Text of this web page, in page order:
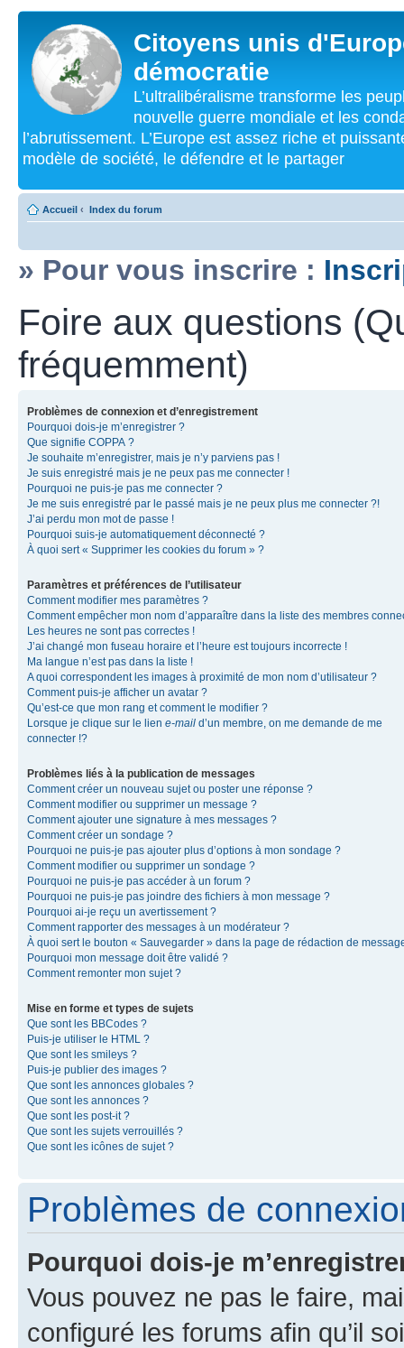
Citoyens unis
démocratie
L’ultralibéralisme transforme les
nouvelle guerre mondiale et les
l’abrutissement. L’Europe est assez riche et
modèle de société, le défendre et le partager
Accueil ‹ Index du forum
» Pour vous inscrire :
Foire aux questions
fréquemment)
Problèmes de connexion et d’enregistrement
Pourquoi dois-je m’enregistrer ?
Que signifie COPPA ?
Je souhaite m’enregistrer, mais je n’y parviens pas !
Je suis enregistré mais je ne peux pas me connecter !
Pourquoi ne puis-je pas me connecter ?
Je me suis enregistré par le passé mais je ne peux plus me connecter ?!
J’ai perdu mon mot de passe !
Pourquoi suis-je automatiquement déconnecté ?
À quoi sert « Supprimer les cookies du forum » ?
Paramètres et préférences de l’utilisateur
Comment modifier mes paramètres ?
Comment empêcher mon nom d’apparaître dans la liste des membres
Les heures ne sont pas correctes !
J’ai changé mon fuseau horaire et l’heure est toujours incorrecte !
Ma langue n’est pas dans la liste !
A quoi correspondent les images à proximité de mon nom d’utilisateur ?
Comment puis-je afficher un avatar ?
Qu’est-ce que mon rang et comment le modifier ?
Lorsque je clique sur le lien e-mail d’un membre, on me demande de me
connecter !?
Problèmes liés à la publication de messages
Comment créer un nouveau sujet ou poster une réponse ?
Comment modifier ou supprimer un message ?
Comment ajouter une signature à mes messages ?
Comment créer un sondage ?
Pourquoi ne puis-je pas ajouter plus d’options à mon sondage ?
Comment modifier ou supprimer un sondage ?
Pourquoi ne puis-je pas accéder à un forum ?
Pourquoi ne puis-je pas joindre des fichiers à mon message ?
Pourquoi ai-je reçu un avertissement ?
Comment rapporter des messages à un modérateur ?
À quoi sert le bouton « Sauvegarder » dans la page de rédaction de
Pourquoi mon message doit être validé ?
Comment remonter mon sujet ?
Mise en forme et types de sujets
Que sont les BBCodes ?
Puis-je utiliser le HTML ?
Que sont les smileys ?
Puis-je publier des images ?
Que sont les annonces globales ?
Que sont les annonces ?
Que sont les post-it ?
Que sont les sujets verrouillés ?
Que sont les icônes de sujet ?
Problèmes de
Pourquoi dois-je
Vous pouvez ne pas le faire,
configuré les forums afin qu’il